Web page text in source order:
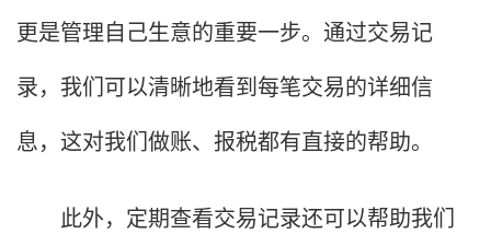
更是管理自己生意的重要一步。通过交易记
录，我们可以清晰地看到每笔交易的详细信
息，这对我们做账、报税都有直接的帮助。
此外，定期查看交易记录还可以帮助我们